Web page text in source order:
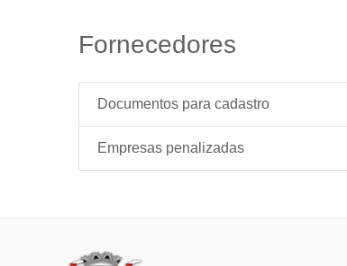
Fornecedores
Documentos para cadastro
Empresas penalizadas